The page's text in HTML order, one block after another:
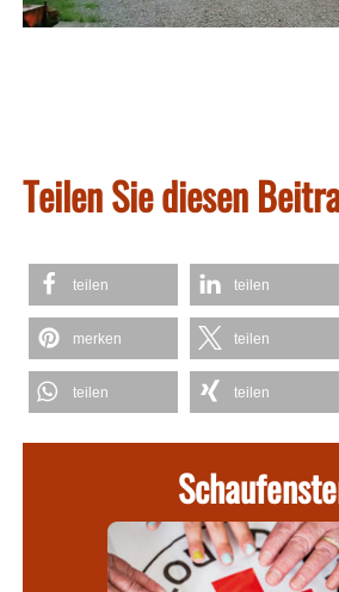
Teilen Sie diesen
teilen teilen
merken teilen
teilen teilen